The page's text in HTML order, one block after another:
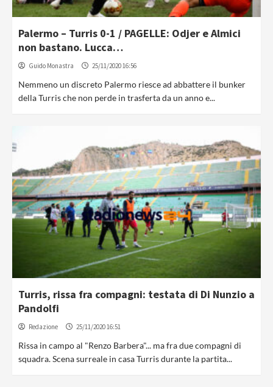
Palermo – Turris 0-1 / PAGELLE: Odjer e Almici
non bastano. Lucca…
Guido Monastra 25/11/2020 16:56
Nemmeno un discreto Palermo riesce ad abbattere il bunker
della Turris che non perde in trasferta da un anno e...
Turris, rissa fra compagni: testata di Di Nunzio a
Pandolfi
Redazione 25/11/2020 16:51
Rissa in campo al "Renzo Barbera"... ma fra due compagni di
squadra. Scena surreale in casa Turris durante la partita...